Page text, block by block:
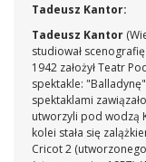
Tadeusz Kantor:
Tadeusz Kantor
studiował
1942 założył Teatr
spektakle:
spektaklami
utworzyli pod wodzą
kolei stała się
Cricot 2